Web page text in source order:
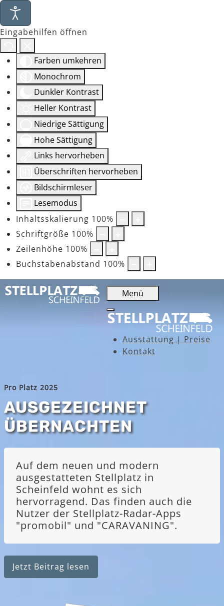
Eingabehilfen öffnen
Farben umkehren
Monochrom
Dunkler Kontrast
Heller Kontrast
Niedrige Sättigung
Hohe Sättigung
Links hervorheben
Überschriften hervorheben
Bildschirmleser
Lesemodus
Inhaltsskalierung 100%
Schriftgröße 100%
Zeilenhöhe 100%
Buchstabenabstand 100%
Menü
Ausstattung | Preise
Kontakt
Pro Platz 2025
AUSGEZEICHNET
ÜBERNACHTEN
Auf dem neuen und modern
ausgestatteten Stellplatz in
Scheinfeld wohnt es sich
hervorragend. Das finden auch die
Nutzer der Stellplatz-Radar-Apps
"promobil" und "CARAVANING".
Jetzt Beitrag lesen